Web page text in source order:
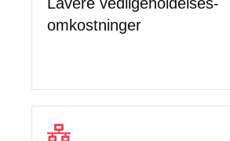
omkostninger